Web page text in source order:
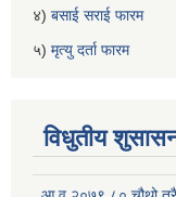
४) बसाई सराई फारम
५) मृत्यु दर्ता फारम
विधुतीय